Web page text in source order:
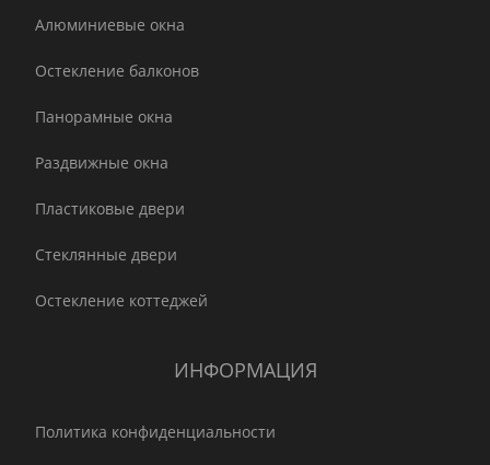
Алюминиевые окна
Остекление балконов
Панорамные окна
Раздвижные окна
Пластиковые двери
Стеклянные двери
Остекление коттеджей
ИНФОРМАЦИЯ
Политика конфиденциальности